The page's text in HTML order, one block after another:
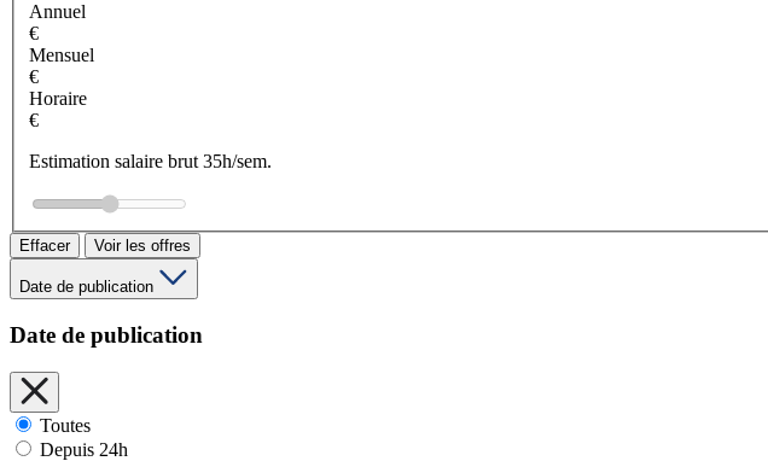
Annuel
€
Mensuel
€
Horaire
€
Estimation salaire brut 35h/sem.
Effacer Voir les offres
Date de publication
Date de publication
Toutes
Depuis 24h